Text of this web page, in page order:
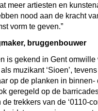
meer artiesten en
nood aan de kracht
vorm te geven.”
bruggenbouwer
is gekend in Gent omwille
muzikant ‘Sioen’,
op de planken in binnen-
geregeld op de
trekkers van de ‘0110-